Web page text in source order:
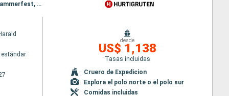
Itinerario : Kirkenes, Mehamn, Vardo, Kjollefjord, Batsfjord, Honningsvag, Berlevag, Havoysund, Hammerfest, Oksfjord, Skjervoy, Tromso, Vardo, Mehamn, Kjollefjord, Honningsvag, Havoysund, Hammerfest, Finnsnes, Oksfjord, Harstad, Skjervoy, Risoyhamn, Tromso, sortland, Stokmarknes, Svolvaer, Stamsund, Batsfjord, Finnsnes, Harstad, Risoyhamn, sortland, Bodo, Stokmarknes, Ornes, Svolvaer, Nesna (pasaje círculo polar), Stamsund, Sandnessjoen, Bronnoysund, Rorvik, Berlevag, Bodo, Ornes, Nesna (pasaje círculo polar), Trondheim, Sandnessjoen, Kristiansund, Bronnoysund, Molde, Rorvik, Mehamn, Alesund, Trondheim, Torvik, Kristiansund, Maloy, Molde, Floro, Bergen, Kjollefjord, Alesund, Torvik, Maloy, Floro, Bergen, Honningsvag, Havoysund, Hammerfest, Oksfjord, Skjervoy, Tromso, Finnsnes, Harstad, Risoyhamn, sortland, Stokmarknes, Svolvaer, Stamsund, Bodo, Ornes, Nesna (pasaje círculo polar), Sandnessjoen, Bronnoysund, Rorvik, Trondheim, Kristiansund, Molde, Alesund, Torvik, Maloy, Floro, Bergen
desde
US$ 1,138
Tasas incluidas
Cruero de Expedicion
Explora el polo norte o el polo sur
Comidas incluidas